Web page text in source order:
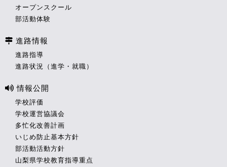
オープンスクール
部活動体験
進路情報
進路指導
進路状況（進学・就職）
情報公開
学校評価
学校運営協議会
多忙化改善計画
いじめ防止基本方針
部活動活動方針
山梨県学校教育指導重点